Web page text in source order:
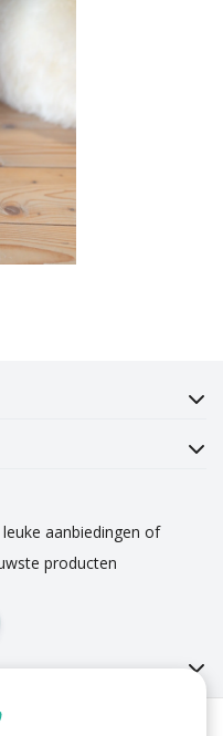
aanbiedingen of
producten